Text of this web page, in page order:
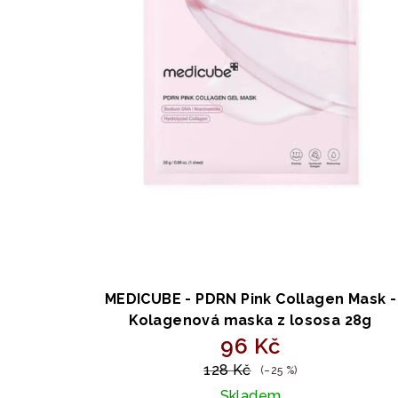
MEDICUBE - PDRN Pink Collagen Mask -
Kolagenová maska z lososa 28g
96 Kč
128 Kč (–25 %)